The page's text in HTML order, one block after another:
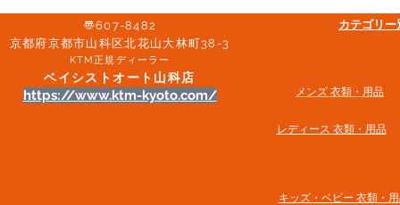
〠607-8482
京都府京都市山科区北花山大林町38-3​
KTM正規ディーラー
ベイシストオート山科店
https://www.ktm-kyoto.com/
カテゴリ
メンズ 衣類・用品
​レディース 衣類・用品
キッズ・ベビー 衣類・